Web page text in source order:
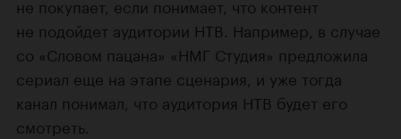
не покупает, если понимает, что контент
не подойдет аудитории НТВ. Например, в случае
со «Словом пацана» «НМГ Студия» предложила
сериал еще на этапе сценария, и уже тогда
канал понимал, что аудитория НТВ будет его
смотреть.